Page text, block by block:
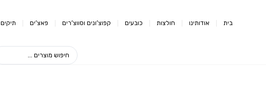
בית אודותינו חולצות כובעים קפוצ’ונים וסווצ’רים פאצ’ים תיקים